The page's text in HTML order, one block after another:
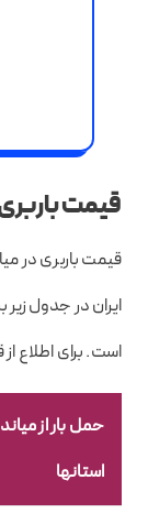
قیمت
قیمت باربری در
ایران در جدول زیر
است. برای اطلاع
حمل بار از
استانها